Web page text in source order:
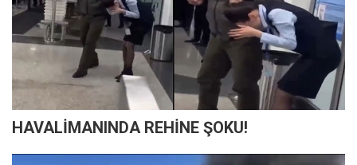
HAVALİMANINDA REHİNE ŞOKU!